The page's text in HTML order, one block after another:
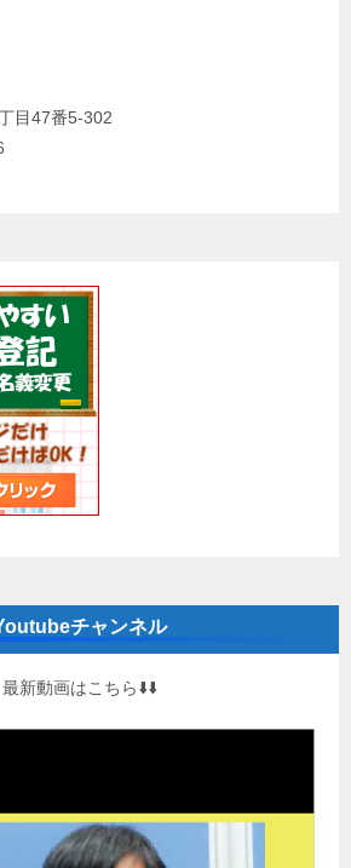
目47番5-302
チャンネル
最新動画はこちら⬇️⬇️